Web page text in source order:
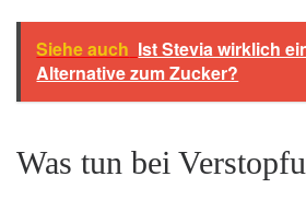
Siehe auch Ist Stevia wirklich
Alternative zum Zucker?
Was tun bei